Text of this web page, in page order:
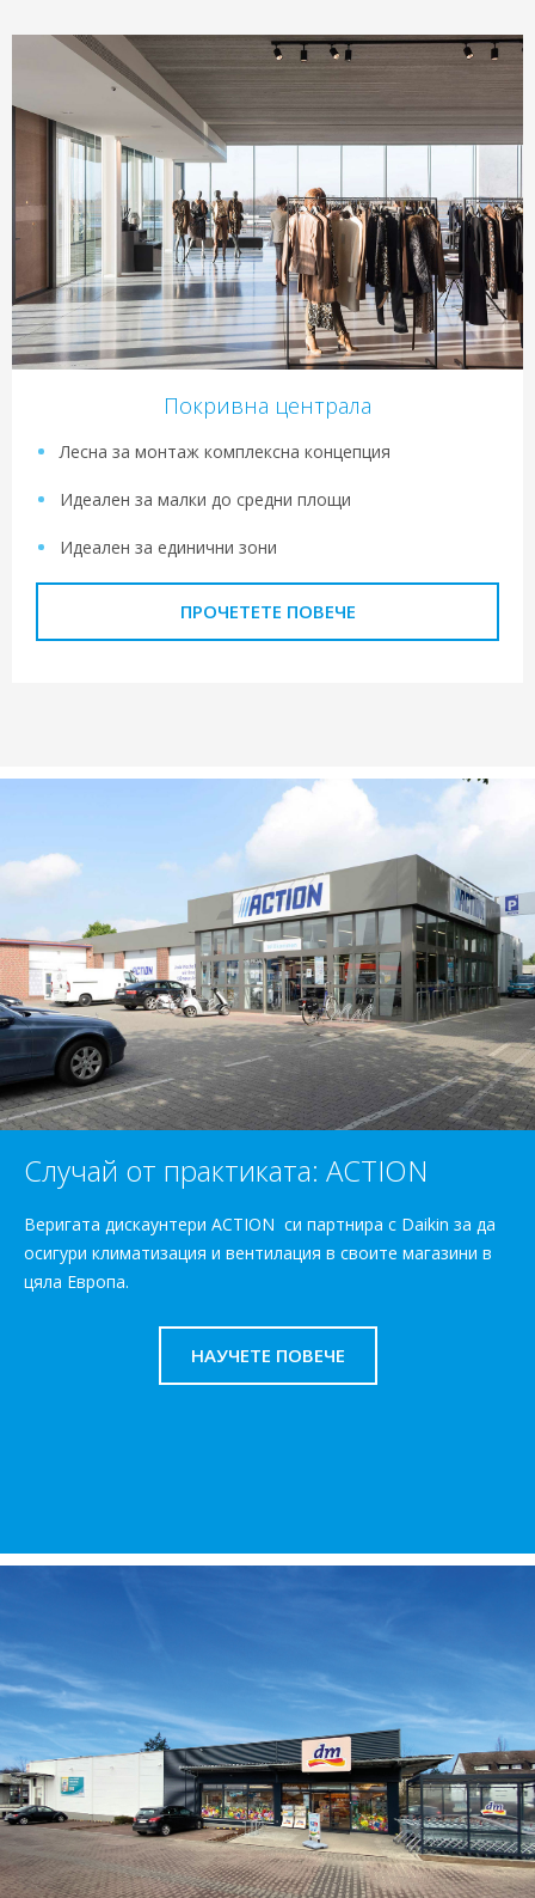
Покривна централа
Лесна за монтаж комплексна концепция
Идеален за малки до средни площи
Идеален за единични зони
ПРОЧЕТЕТЕ ПОВЕЧЕ
Случай от практиката: ACTION
Веригата дискаунтери ACTION си партнира с Daikin за да
осигури климатизация и вентилация в своите магазини в
цяла Европа.
НАУЧЕТЕ ПОВЕЧЕ